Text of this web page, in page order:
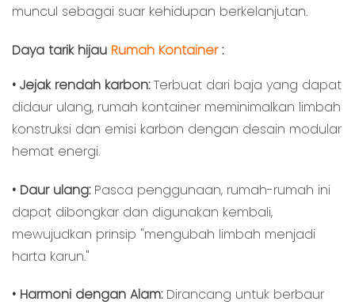
muncul sebagai suar kehidupan berkelanjutan.
Daya tarik hijau Rumah Kontainer:
• Jejak rendah karbon:Terbuat dari baja yang dapat
didaur ulang, rumah kontainer meminimalkan limbah
konstruksi dan emisi karbon dengan desain modular
hemat energi.
• Daur ulang: Pasca penggunaan, rumah-rumah ini
dapat dibongkar dan digunakan kembali,
mewujudkan prinsip "mengubah limbah menjadi
harta karun."
• Harmoni dengan Alam: Dirancang untuk berbaur